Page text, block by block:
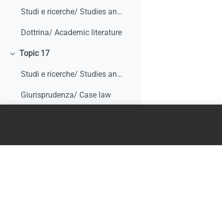
Studi e ricerche/ Studies and research
Dottrina/ Academic literature
Colapsar
Topic 17
Studi e ricerche/ Studies and research
Giurisprudenza/ Case law